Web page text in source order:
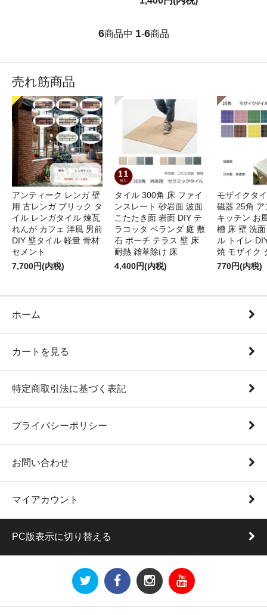
6商品中 1-6商品
売れ筋商品
アンティーク レンガ 壁
用 古レンガ ブリック タ
イル レンガタイル 煉瓦
れんが カフェ 洋風 男前
DIY 壁タイル 軽量 骨材
セメント
7,700円(内税)
タイル 300角 床 ファイ
ンスレート 砂岩面 波面
こたたき面 岩面 DIY テ
ラコッタ ベランダ 庭 敷
石 ポーチ テラス 壁 床
耐熱 雑草除け 床
4,400円(内税)
モザイクタ
磁器 25角 ア
キッチン お
槽 床 壁 洗
ル トイレ
焼 モザイク
770円(内税)
ホーム
カートを見る
特定商取引法に基づく表記
プライバシーポリシー
お問い合わせ
マイアカウント
PC版表示に切り替える